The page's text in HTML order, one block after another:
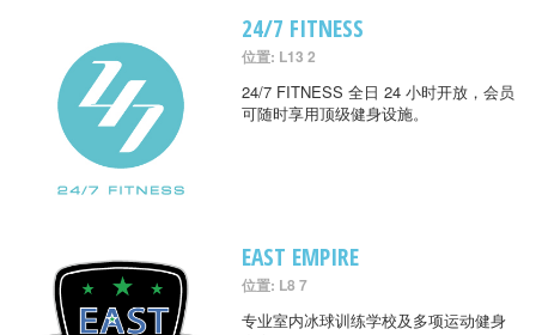
24/7 FITNESS
位置: L13 2
24/7 FITNESS 全日 24 小时开放，会员
可随时享用顶级健身设施。
EAST EMPIRE
位置: L8 7
专业室内冰球训练学校及多项运动健身